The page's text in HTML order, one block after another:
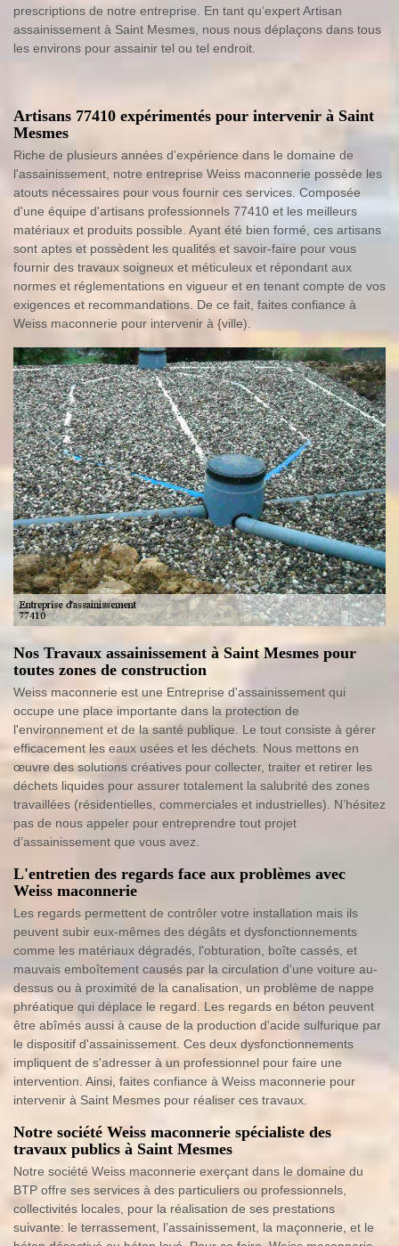
prescriptions de notre entreprise. En tant qu’expert Artisan
assainissement à Saint Mesmes, nous nous déplaçons dans tous
les environs pour assainir tel ou tel endroit.
Artisans 77410 expérimentés pour intervenir à Saint
Mesmes
Riche de plusieurs années d'expérience dans le domaine de
l'assainissement, notre entreprise Weiss maconnerie possède les
atouts nécessaires pour vous fournir ces services. Composée
d'une équipe d'artisans professionnels 77410 et les meilleurs
matériaux et produits possible. Ayant été bien formé, ces artisans
sont aptes et possèdent les qualités et savoir-faire pour vous
fournir des travaux soigneux et méticuleux et répondant aux
normes et réglementations en vigueur et en tenant compte de vos
exigences et recommandations. De ce fait, faites confiance à
Weiss maconnerie pour intervenir à {ville).
Nos Travaux assainissement à Saint Mesmes pour
toutes zones de construction
Weiss maconnerie est une Entreprise d'assainissement qui
occupe une place importante dans la protection de
l'environnement et de la santé publique. Le tout consiste à gérer
efficacement les eaux usées et les déchets. Nous mettons en
œuvre des solutions créatives pour collecter, traiter et retirer les
déchets liquides pour assurer totalement la salubrité des zones
travaillées (résidentielles, commerciales et industrielles). N’hésitez
pas de nous appeler pour entreprendre tout projet
d’assainissement que vous avez.
L'entretien des regards face aux problèmes avec
Weiss maconnerie
Les regards permettent de contrôler votre installation mais ils
peuvent subir eux-mêmes des dégâts et dysfonctionnements
comme les matériaux dégradés, l'obturation, boîte cassés, et
mauvais emboîtement causés par la circulation d'une voiture au-
dessus ou à proximité de la canalisation, un problème de nappe
phréatique qui déplace le regard. Les regards en béton peuvent
être abîmés aussi à cause de la production d'acide sulfurique par
le dispositif d'assainissement. Ces deux dysfonctionnements
impliquent de s'adresser à un professionnel pour faire une
intervention. Ainsi, faites confiance à Weiss maconnerie pour
intervenir à Saint Mesmes pour réaliser ces travaux.
Notre société Weiss maconnerie spécialiste des
travaux publics à Saint Mesmes
Notre société Weiss maconnerie exerçant dans le domaine du
BTP offre ses services à des particuliers ou professionnels,
collectivités locales, pour la réalisation de ses prestations
suivante: le terrassement, l’assainissement, la maçonnerie, et le